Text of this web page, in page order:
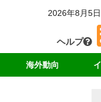
2026年8月5
ヘルプ
海外動向